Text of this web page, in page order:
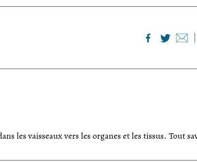
les vaisseaux vers les organes et les tissus. Tout